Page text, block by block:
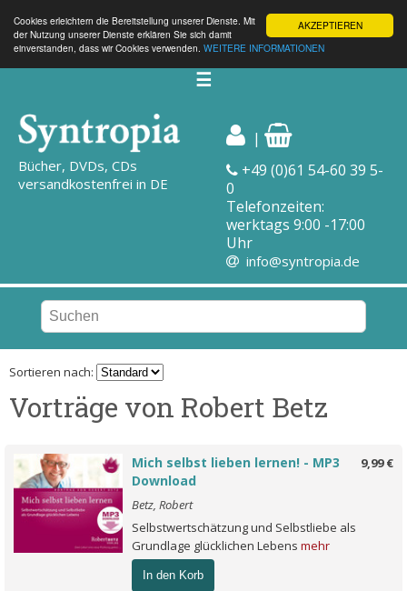
AKZEPTIEREN
Cookies erleichtern die Bereitstellung unserer Dienste. Mit
der Nutzung unserer Dienste erklären Sie sich damit
einverstanden, dass wir Cookies verwenden. WEITERE INFORMATIONEN
☰
Bücher, DVDs, CDs
versandkostenfrei in DE
|
+49 (0)61 54-60 39 5-
0
Telefonzeiten:
werktags 9:00 -17:00
Uhr
info@syntropia.de
Sortieren nach:
Vorträge von Robert Betz
9,99 €
Mich selbst lieben lernen! - MP3
Download
Betz, Robert
Selbstwertschätzung und Selbstliebe als
Grundlage glücklichen Lebens mehr
In den Korb